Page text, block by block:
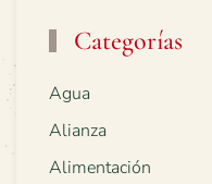
Categorías
Agua
Alianza
Alimentación